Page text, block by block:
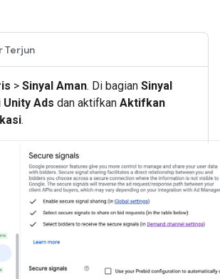
Terjun
> Sinyal Aman. Di bagian Sinyal
Unity Ads dan aktifkan Aktifkan
.